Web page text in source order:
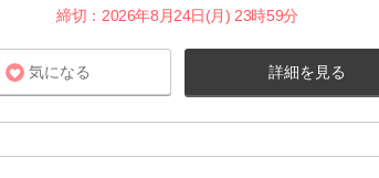
締切：2026年8月24日(月) 23時59分
気になる 詳細を見る